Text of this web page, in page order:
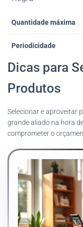
Quantidade máxima
Periodicidade
Dicas para
Produtos
Selecionar e aproveitar
grande aliado na hora
comprometer o